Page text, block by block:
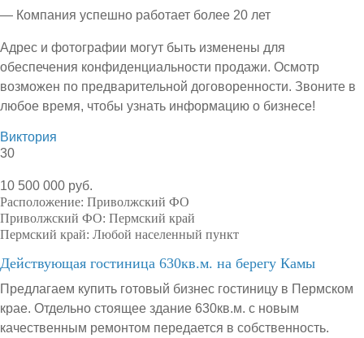
— Компания успешно работает более 20 лет
Адрес и фотографии могут быть изменены для
обеспечения конфиденциальности продажи. Осмотр
возможен по предварительной договоренности. Звоните в
любое время, чтобы узнать информацию о бизнесе!
Виктория
30
10 500 000 руб.
Расположение: Приволжский ФО
Приволжский ФО: Пермский край
Пермский край: Любой населенный пункт
Действующая гостиница 630кв.м. на берегу Камы
Предлагаем купить готовый бизнес гостиницу в Пермском
крае. Отдельно стоящее здание 630кв.м. с новым
качественным ремонтом передается в собственность.